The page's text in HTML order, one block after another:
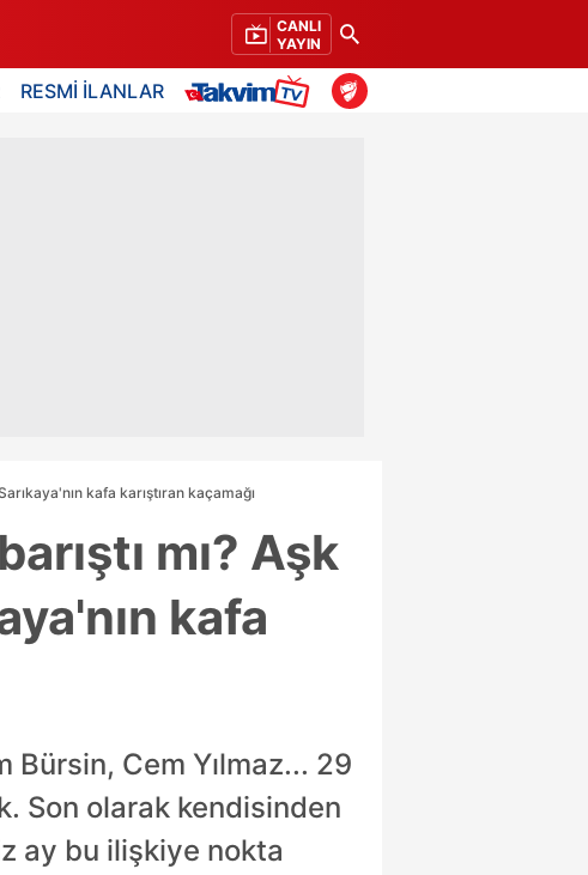
CANLI
YAYIN
RESMİ İLANLAR
kafa karıştıran kaçamağı
mı? Aşk
kafa
Bürsin, Cem Yılmaz... 29
Son olarak kendisinden
ay bu ilişkiye nokta